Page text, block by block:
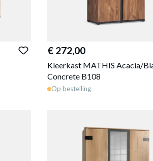
€ 272,00
Kleerkast MATHIS Acacia/
Concrete B108
Op bestelling